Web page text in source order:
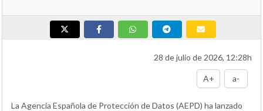
28 de julio de 2026, 12:28h
A+ a-
La Agencia Española de Protección de Datos (AEPD) ha lanzado